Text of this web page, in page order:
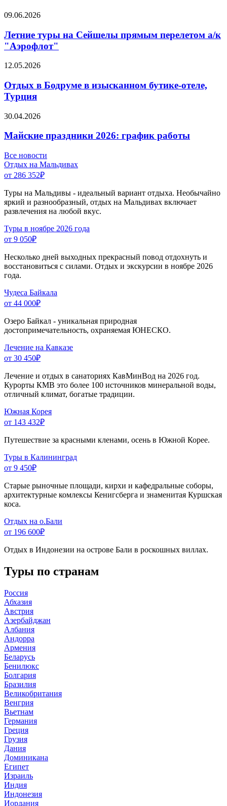
09.06.2026
Летние туры на Сейшелы прямым перелетом а/к
"Аэрофлот"
12.05.2026
Отдых в Бодруме в изысканном бутике-отеле,
Турция
30.04.2026
Майские праздники 2026: график работы
Все новости
Отдых на Мальдивах
от 286 352₽
Туры на Мальдивы - идеальный вариант отдыха. Необычайно
яркий и разнообразный, отдых на Мальдивах включает
развлечения на любой вкус.
Туры в ноябре 2026 года
от 9 050₽
Несколько дней выходных прекрасный повод отдохнуть и
восстановиться с силами. Отдых и экскурсии в ноябре 2026
года.
Чудеса Байкала
от 44 000₽
Озеро Байкал - уникальная природная
достопримечательность, охраняемая ЮНЕСКО.
Лечение на Кавказе
от 30 450₽
Лечение и отдых в санаториях КавМинВод на 2026 год.
Курорты КМВ это более 100 источников минеральной воды,
отличный климат, богатые традиции.
Южная Корея
от 143 432₽
Путешествие за красными кленами, осень в Южной Корее.
Туры в Калининград
от 9 450₽
Старые рыночные площади, кирхи и кафедральные соборы,
архитектурные комлексы Кенигсберга и знаменитая Куршская
коса.
Отдых на о.Бали
от 196 600₽
Отдых в Индонезии на острове Бали в роскошных виллах.
Туры по странам
Россия
Абхазия
Австрия
Азербайджан
Албания
Андорра
Армения
Беларусь
Бенилюкс
Болгария
Бразилия
Великобритания
Венгрия
Вьетнам
Германия
Греция
Грузия
Дания
Доминикана
Египет
Израиль
Индия
Индонезия
Иордания